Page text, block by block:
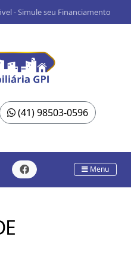
-Simule seu Financiamento
(41) 98503-0596
Menu